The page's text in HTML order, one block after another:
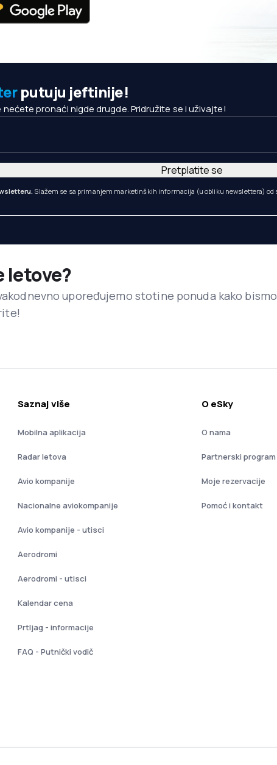
putuju jeftinije!
pronaći nigde drugde. Pridružite se i uživajte!
Slažem se sa primanjem marketinških informacija (u obliku newslettera) od
Pretplatite se
letove?
upoređujemo stotine ponuda kako
Saznaj više
Mobilna aplikacija
Radar letova
Avio kompanije
Nacionalne aviokompanije
Avio kompanije - utisci
Aerodromi
Aerodromi - utisci
Kalendar cena
Prtljag - informacije
FAQ - Putnički vodič
O eSky
O nama
Partnerski program
Moje rezervacije
Pomoć i kontakt